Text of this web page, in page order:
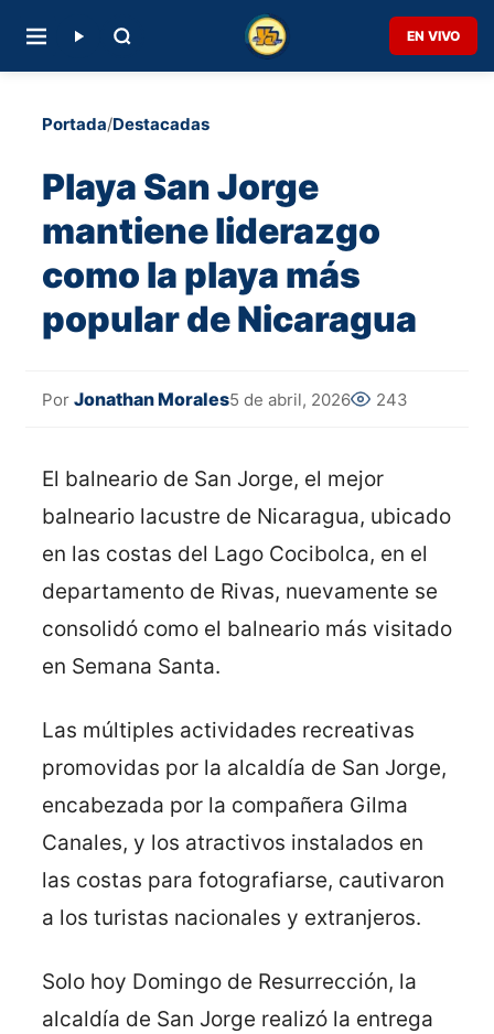
EN VIVO
Portada/Destacadas
Playa San Jorge
mantiene liderazgo
como la playa más
popular de Nicaragua
Por Jonathan Morales5 de abril, 2026 243
El balneario de San Jorge, el mejor
balneario lacustre de Nicaragua, ubicado
en las costas del Lago Cocibolca, en el
departamento de Rivas, nuevamente se
consolidó como el balneario más visitado
en Semana Santa.
Las múltiples actividades recreativas
promovidas por la alcaldía de San Jorge,
encabezada por la compañera Gilma
Canales, y los atractivos instalados en
las costas para fotografiarse, cautivaron
a los turistas nacionales y extranjeros.
Solo hoy Domingo de Resurrección, la
alcaldía de San Jorge realizó la entrega